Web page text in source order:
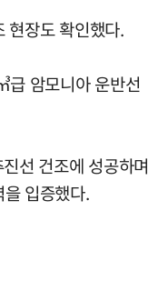
현장도 확인했다.
암모니아 운반선
선 건조에 성공하며
입증했다.